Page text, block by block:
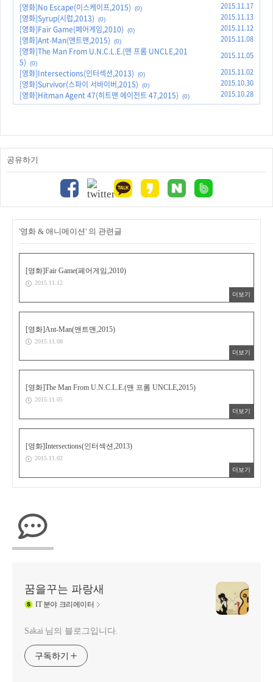
[영화]No Escape(이스케이프,2015) (0) 2015.11.17
[영화]Syrup(시럽,2013) (0) 2015.11.13
[영화]Fair Game(페어게임,2010) (0) 2015.11.12
[영화]Ant-Man(앤트맨,2015) (0) 2015.11.08
[영화]The Man From U.N.C.L.E.(맨 프롬 UNCLE,201
5)
(0)
2015.11.05
[영화]Intersections(인터섹션,2013) (0) 2015.11.02
[영화]Survivor(스파이 서바이버,2015) (0) 2015.10.30
[영화]Hitman Agent 47(히트맨 에이전트 47,2015) (0) 2015.10.28
공유하기
'영화 & 애니메이션' 의 관련글
[영화]Fair Game(페어게임,2010)
2015.11.12
더보기
[영화]Ant-Man(앤트맨,2015)
2015.11.08
더보기
[영화]The Man From U.N.C.L.E.(맨 프롬 UNCLE,2015)
2015.11.05
더보기
[영화]Intersections(인터섹션,2013)
2015.11.02
더보기
꿈을꾸는 파랑새
IT분야 크리에이터
Sakai 님의 블로그입니다.
구독하기